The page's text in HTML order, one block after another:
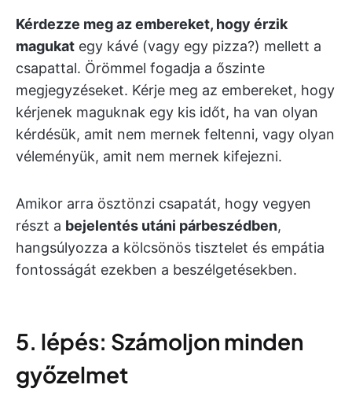
Kérdezze meg az embereket, hogy érzik
magukat egy kávé (vagy egy pizza?) mellett a
csapattal. Örömmel fogadja a őszinte
megjegyzéseket. Kérje meg az embereket, hogy
kérjenek maguknak egy kis időt, ha van olyan
kérdésük, amit nem mernek feltenni, vagy olyan
véleményük, amit nem mernek kifejezni.
Amikor arra ösztönzi csapatát, hogy vegyen
részt a bejelentés utáni párbeszédben,
hangsúlyozza a kölcsönös tisztelet és empátia
fontosságát ezekben a beszélgetésekben.
5. lépés: Számoljon minden
győzelmet